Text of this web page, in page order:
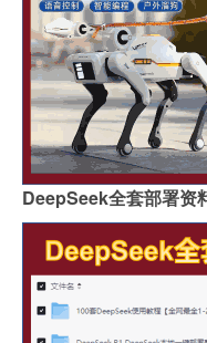
DeepSeek全套部署资